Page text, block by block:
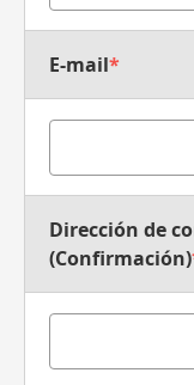
E-mail*
Dirección de
(Confirmación)